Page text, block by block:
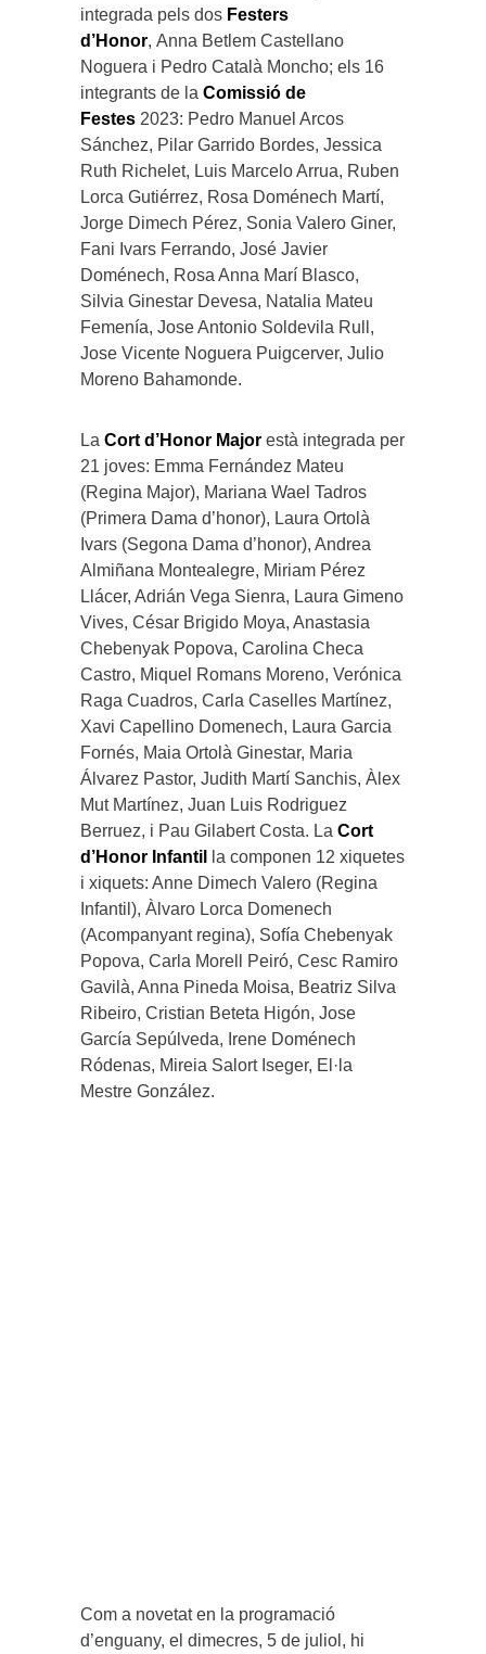
integrada pels dos Festers
d’Honor, Anna Betlem Castellano
Noguera i Pedro Català Moncho; els 16
integrants de la Comissió de
Festes 2023: Pedro Manuel Arcos
Sánchez, Pilar Garrido Bordes, Jessica
Ruth Richelet, Luis Marcelo Arrua, Ruben
Lorca Gutiérrez, Rosa Doménech Martí,
Jorge Dimech Pérez, Sonia Valero Giner,
Fani Ivars Ferrando, José Javier
Doménech, Rosa Anna Marí Blasco,
Silvia Ginestar Devesa, Natalia Mateu
Femenía, Jose Antonio Soldevila Rull,
Jose Vicente Noguera Puigcerver, Julio
Moreno Bahamonde.
La Cort d’Honor Major està integrada per
21 joves: Emma Fernández Mateu
(Regina Major), Mariana Wael Tadros
(Primera Dama d’honor), Laura Ortolà
Ivars (Segona Dama d’honor), Andrea
Almiñana Montealegre, Miriam Pérez
Llácer, Adrián Vega Sienra, Laura Gimeno
Vives, César Brigido Moya, Anastasia
Chebenyak Popova, Carolina Checa
Castro, Miquel Romans Moreno, Verónica
Raga Cuadros, Carla Caselles Martínez,
Xavi Capellino Domenech, Laura Garcia
Fornés, Maia Ortolà Ginestar, Maria
Álvarez Pastor, Judith Martí Sanchis, Àlex
Mut Martínez, Juan Luis Rodriguez
Berruez, i Pau Gilabert Costa. La Cort
d’Honor Infantil
la componen 12 xiquetes
i xiquets: Anne Dimech Valero (Regina
Infantil), Àlvaro Lorca Domenech
(Acompanyant regina), Sofía Chebenyak
Popova, Carla Morell Peiró, Cesc Ramiro
Gavilà, Anna Pineda Moisa, Beatriz Silva
Ribeiro, Cristian Beteta Higón, Jose
García Sepúlveda, Irene Doménech
Ródenas, Mireia Salort Iseger, El·la
Mestre González.
Com a novetat en la programació
d’enguany, el dimecres, 5 de juliol, hi